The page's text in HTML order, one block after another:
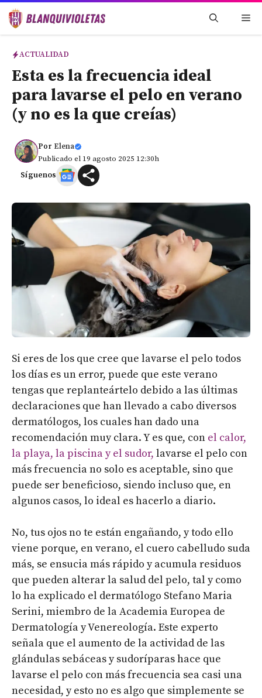
Saltar
ACTUALIDAD
Esta es la frecuencia ideal
para lavarse el pelo en verano
(y no es la que creías)
Por Elena
Publicado el 19 agosto 2025 12:30h
Síguenos
Si eres de los que cree que lavarse el pelo todos
los días es un error, puede que este verano
tengas que replanteártelo debido a las últimas
declaraciones que han llevado a cabo diversos
dermatólogos, los cuales han dado una
recomendación muy clara. Y es que, con el calor,
la playa, la piscina y el sudor, lavarse el pelo con
más frecuencia no solo es aceptable, sino que
puede ser beneficioso, siendo incluso que, en
algunos casos, lo ideal es hacerlo a diario.
No, tus ojos no te están engañando, y todo ello
viene porque, en verano, el cuero cabelludo suda
más, se ensucia más rápido y acumula residuos
que pueden alterar la salud del pelo, tal y como
lo ha explicado el dermatólogo Stefano Maria
Serini, miembro de la Academia Europea de
Dermatología y Venereología. Este experto
señala que el aumento de la actividad de las
glándulas sebáceas y sudoríparas hace que
lavarse el pelo con más frecuencia sea casi una
necesidad, y esto no es algo que simplemente se